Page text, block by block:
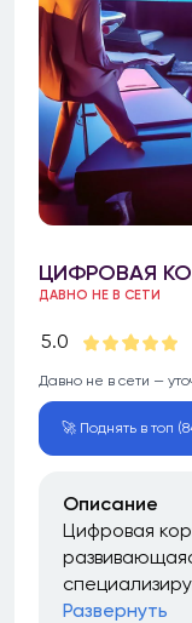
ЦИФРОВАЯ
ДАВНО НЕ В СЕТИ
5.0
Давно не в сети —
🚀 Поднять в топ
Описание
Цифровая
Развернуть